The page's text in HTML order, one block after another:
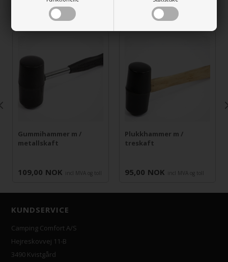
RELATERTE VARER
Gummihammer m /
metallskaft
109,00 NOK incl MVA og toll
Plukkhammer m /
treskaft
95,00 NOK incl MVA og toll
KUNDSERVICE
Camping Comfort A/S
Hejreskovvej 11-B
3490 Kvistgård